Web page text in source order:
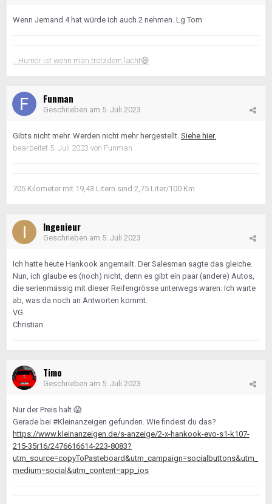
Wenn Jemand 4 hat würde ich auch 2 nehmen. Lg Tom
...Humor ist wenn man trotzdem lacht😄
Funman
Geschrieben am 5. Juli 2023
Gibts nicht mehr. Werden nicht mehr hergestellt. Siehe hier.
bearbeitet 5. Juli 2023 von Funman
705 Kilometer mit 19,43 Litern sind 2,75 Liter/100 Km.
Ingenieur
Geschrieben am 5. Juli 2023
Ich hatte heute Hankook angemailt. Der Salesman sagte das gleiche.
Nun, ich glaube es (noch) nicht, denn es gibt ein paar (andere) Autos,
die serienmässig mit dieser Reifengrösse unterwegs waren. Ich warte
ab, was da noch an Antworten kommt.
VG
Christian
Timo
Geschrieben am 5. Juli 2023
Nur der Preis halt 😱
Gerade bei #Kleinanzeigen gefunden. Wie findest du das?
https://www.kleinanzeigen.de/s-anzeige/2-x-hankook-evo-s1-k107-
215-35r16/2476616614-223-8083?
utm_source=copyToPasteboard&utm_campaign=socialbuttons&utm_
medium=social&utm_content=app_ios